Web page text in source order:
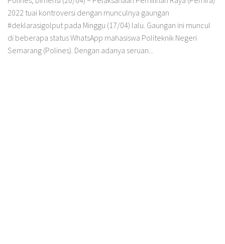
2022 tuai kontroversi dengan munculnya gaungan
#deklarasigolput pada Minggu (17/04) lalu. Gaungan ini muncul
di beberapa status WhatsApp mahasiswa Politeknik Negeri
Semarang (Polines). Dengan adanya seruan...